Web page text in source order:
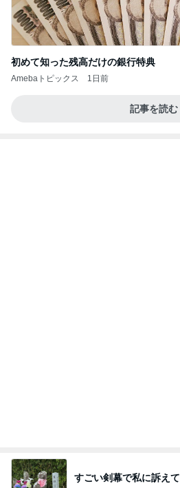
初めて知った残高だけの銀行特典
Amebaトピックス 1日前
記事を読む
すごい剣幕で私に訴え